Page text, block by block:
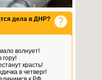
дела в ДНР?
волнует!
гору!
красть!
в четверг!